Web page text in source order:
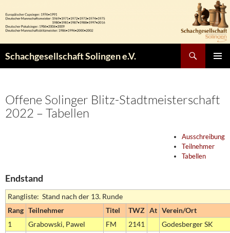
Inhalt
springen
Schachgesellschaft Solingen e.V.
Offene Solinger Blitz-Stadtmeisterschaft
2022 – Tabellen
Ausschreibung
Teilnehmer
Tabellen
Endstand
Rangliste: Stand nach der 13. Runde
Rang Teilnehmer Titel TWZ At Verein/Ort
1
Grabowski, Pawel FM 2141
Godesberger SK